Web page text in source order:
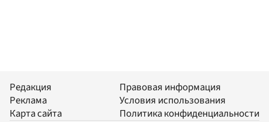
Редакция
Реклама
Карта сайта
Правовая информация
Условия использования
Политика конфиденциальности